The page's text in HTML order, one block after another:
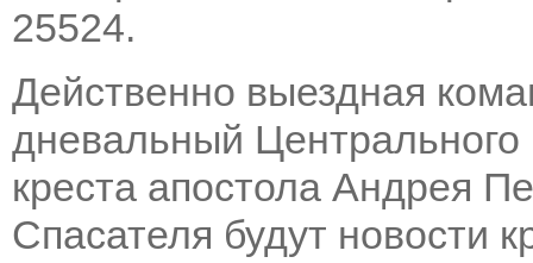
25524.
Действенно выездная
дневальный
креста апостола Андрея
Спасателя будут новости